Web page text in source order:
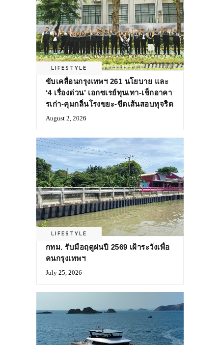
LIFESTYLE
ขับเคลื่อนกรุงเทพฯ 261 นโยบาย และ
‘4 เรื่องด่วน’ เอกซเรย์ทุนเทา-เช็กอาคา
รเก่า-คุมกลิ่นโรงขยะ-ขีดเส้นสอบทุจริต
August 2, 2026
LIFESTYLE
กทม. รับมือฤดูฝนปี 2569 เฝ้าระวังเพื่อ
คนกรุงเทพฯ
July 25, 2026